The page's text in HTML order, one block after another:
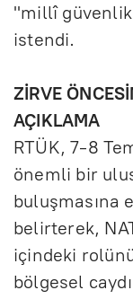
"millî
istendi.
ZİRVE
AÇIKLAMA
RTÜK, 7-8
önemli bir
buluşmasına
belirterek,
içindeki
bölgesel